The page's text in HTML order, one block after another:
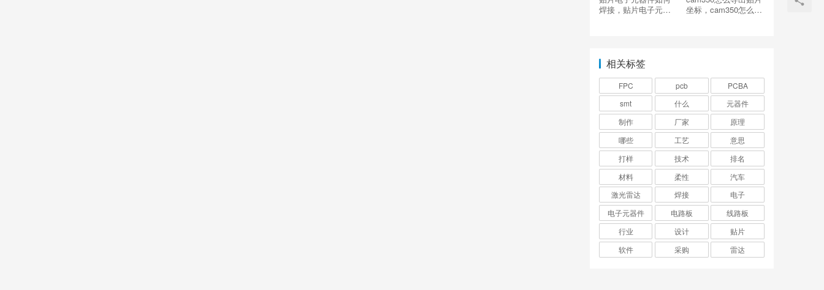
焊接，贴片电子元器
坐标，cam350怎么导
相关标签
FPC pcb
PCBA
smt
什么
元器件
制作
厂家
原理
哪些
工艺
意思
打样
技术
排名
材料
柔性
汽车
激光雷达
焊接
电子
电子元器件
电路板
线路板
行业
设计
贴片
软件
采购 雷达